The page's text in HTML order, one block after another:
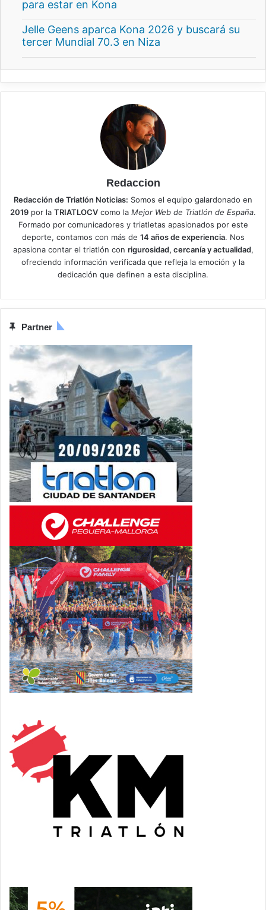
para estar en Kona
Jelle Geens aparca Kona 2026 y buscará su
tercer Mundial 70.3 en Niza
Redaccion
Redacción de Triatlón Noticias: Somos el equipo galardonado en
2019 por la TRIATLOCV como la Mejor Web de Triatlón de España.
Formado por comunicadores y triatletas apasionados por este
deporte, contamos con más de 14 años de experiencia. Nos
apasiona contar el triatlón con rigurosidad, cercanía y actualidad,
ofreciendo información verificada que refleja la emoción y la
dedicación que definen a esta disciplina.
Partner